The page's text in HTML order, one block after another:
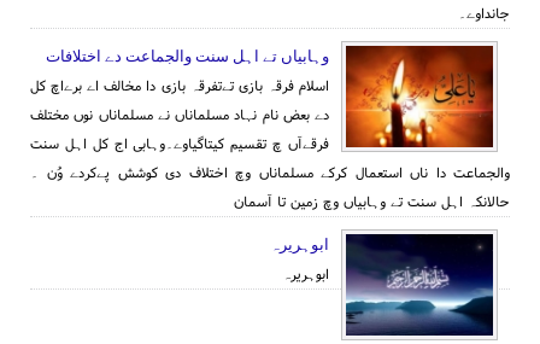
جانداوے۔
وہابیاں تے اہل سنت والجماعت دے اختلافات
اسلام فرقہ بازی تےتفرقہ بازی دا مخالف اے برےاچ کل
دے بعض نام نہاد مسلماناں نے مسلماناں نوں مختلف
فرقےآں چ تقسیم کیتاگیاوے۔وہابی اج کل اہل سنت
والجماعت دا ناں استعمال کرکے مسلماناں وچ اختلاف دی کوشش پےکردے وُن ۔
حالانکہ اہل سنت تے وہابیاں وچ زمین تا آسمان
ابوہریرہ
ابوہریرہ